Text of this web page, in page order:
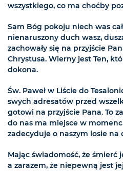
wszystkiego, co ma choćby
Sam Bóg pokoju niech was
nienaruszony duch wasz,
zachowały się na przyjście
Chrystusa. Wierny jest Ten,
dokona.
Św. Paweł w Liście do
swych adresatów przed
gotowi na przyjście Pana. To
do nas ma miejsce w
zadecyduje o naszym losie na
Mając świadomość, że
a zarazem, że niepewną jest